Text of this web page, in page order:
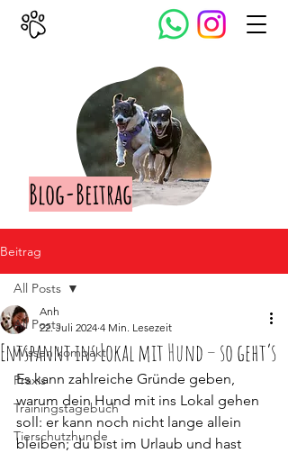
Blog-Beitrag
Beitrag
All Posts
Wissen kompakt
Praxis
Trainingstagebuch
Tierschutzhunde
All Posts
Entspannt ins Lokal mit Hund – so geht’s
Anh
22. Juli 2024 4 Min. Lesezeit
Es kann zahlreiche Gründe geben,
warum dein Hund mit ins Lokal gehen
soll: er kann noch nicht lange allein
bleiben; du bist im Urlaub und hast